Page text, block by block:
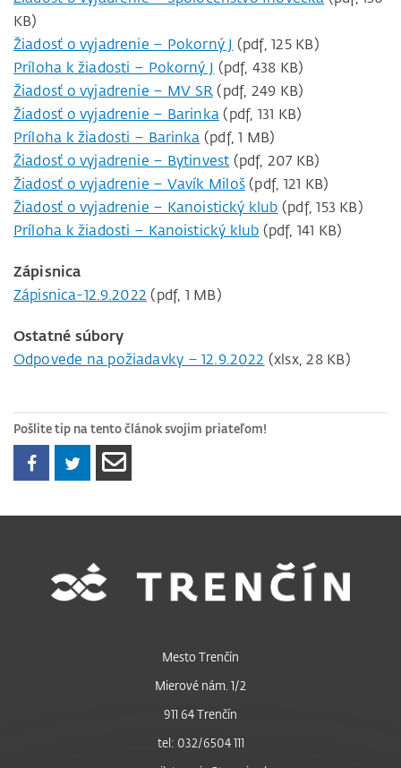
KB)
Žiadosť o vyjadrenie – Pokorný J (pdf, 125 KB)
Príloha k žiadosti – Pokorný J (pdf, 438 KB)
Žiadosť o vyjadrenie – MV SR(pdf, 249 KB)
Žiadosť o vyjadrenie – Barinka (pdf, 131 KB)
Príloha k žiadosti – Barinka (pdf, 1 MB)
Žiadosť o vyjadrenie – Bytinvest (pdf, 207 KB)
Žiadosť o vyjadrenie – Vavík Miloš(pdf, 121 KB)
Žiadosť o vyjadrenie – Kanoistický klub (pdf, 153 KB)
Príloha k žiadosti – Kanoistický klub (pdf, 141 KB)
Zápisnica
Zápisnica-12.9.2022 (pdf, 1 MB)
Ostatné súbory
Odpovede na požiadavky – 12.9.2022 (xlsx, 28 KB)
Pošlite tip na tento článok svojim priateľom!
Mesto Trenčín
Mierové nám. 1/2
911 64 Trenčín
tel: 032/6504 111